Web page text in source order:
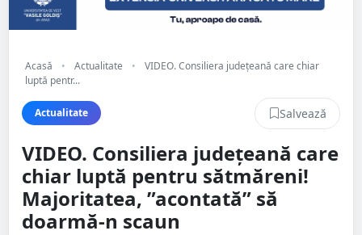
Acasă • Actualitate •
VIDEO. Consiliera județeană care chiar
luptă pentr...
Actualitate Salvează
VIDEO. Consiliera județeană care
chiar luptă pentru sătmăreni!
Majoritatea, ”acontată” să
doarmă-n scaun